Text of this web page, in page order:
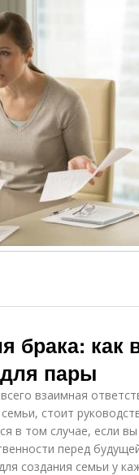
брака: как
пары
взаимная
стоит
в том случае, если
перед
создания семьи у